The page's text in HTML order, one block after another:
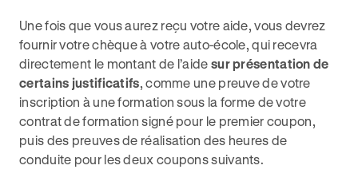
Une fois que vous aurez reçu votre aide, vous devrez
fournir votre chèque à votre auto-école, qui recevra
directement le montant de l’aide sur présentation de
certains justificatifs, comme une preuve de votre
inscription à une formation sous la forme de votre
contrat de formation signé pour le premier coupon,
puis des preuves de réalisation des heures de
conduite pour les deux coupons suivants.